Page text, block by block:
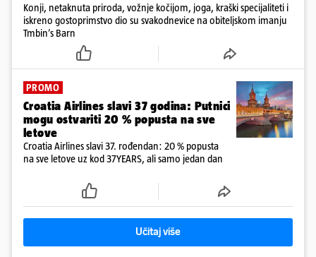
Konji, netaknuta priroda, vožnje kočijom, joga, kraški specijaliteti i
iskreno gostoprimstvo dio su svakodnevice na obiteljskom imanju
Tmbin’s Barn
PROMO
Croatia Airlines slavi 37 godina: Putnici
mogu ostvariti 20 % popusta na sve
letove
Croatia Airlines slavi 37. rođendan: 20 % popusta
na sve letove uz kod 37YEARS, ali samo jedan dan
Učitaj više